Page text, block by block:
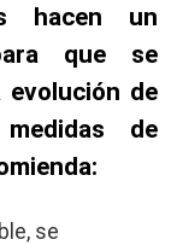
hacen un
que se
evolución de
de
se